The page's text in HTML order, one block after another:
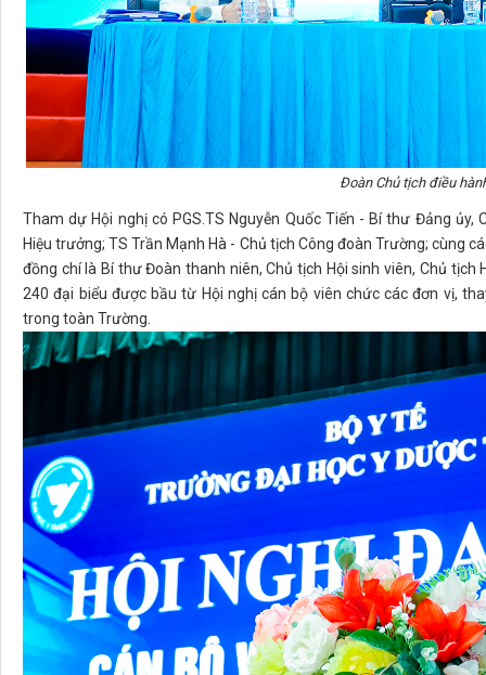
Đoàn Chủ tịch điều
Tham dự Hội nghị có PGS.TS Nguyễn Quốc Tiến - Bí thư Đảng ủy,
Hiệu trưởng; TS Trần Mạnh Hà - Chủ tịch Công đoàn Trường; cùng
đồng chí là Bí thư Đoàn thanh niên, Chủ tịch Hội sinh viên, Chủ
240 đại biểu được bầu từ Hội nghị cán bộ viên chức các đơn vị,
trong toàn Trường.